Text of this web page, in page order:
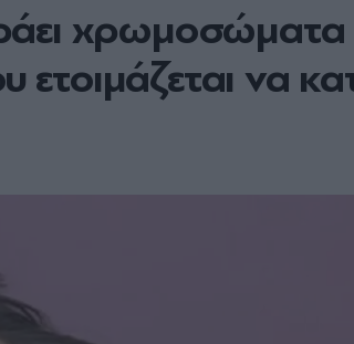
χρωμοσώματα
να